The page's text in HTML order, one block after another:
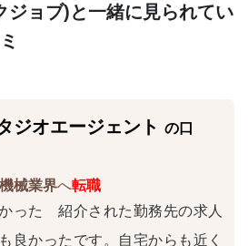
ジョブ)と一緒に見られてい
ジオエージェント の口
機械業界へ転職
った 紹介された勤務先の求人
良かったです。自宅からも近く